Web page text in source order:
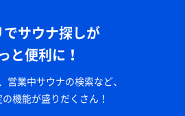
でサウナ探しが
と便利に！
営業中サウナの検索など、
機能が盛りだくさん！